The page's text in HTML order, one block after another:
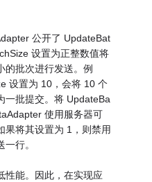
公开了 UpdateBat
设置为正整数值将
的批次进行发送。例
设置为 10，会将 10 个
一批提交。将 UpdateBa
使用服务器可
果将其设置为 1，则禁用
行。
性能。因此，在实现应